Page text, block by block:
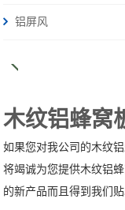
铝屏风
木纹铝蜂窝
如果您对我公司的木纹
将竭诚为您提供木纹铝
的新产品而且得到我们贴